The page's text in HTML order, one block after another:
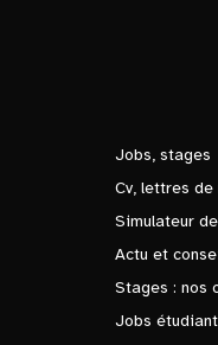
Jobs, stages
Cv, lettres
Simulateur
Actu et
Stages : nos
Jobs